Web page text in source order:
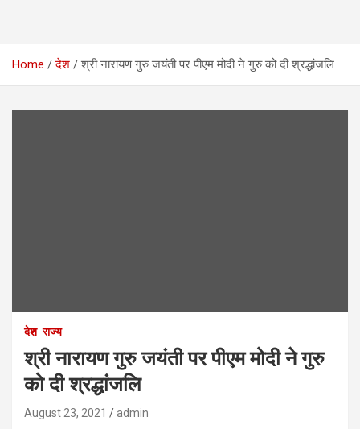
Home देश श्री नारायण गुरु जयंती पर पीएम मोदी ने गुरु को दी श्रद्धांजलि
देश राज्य
श्री नारायण गुरु जयंती पर पीएम मोदी ने गुरु
को दी श्रद्धांजलि
August 23, 2021 admin